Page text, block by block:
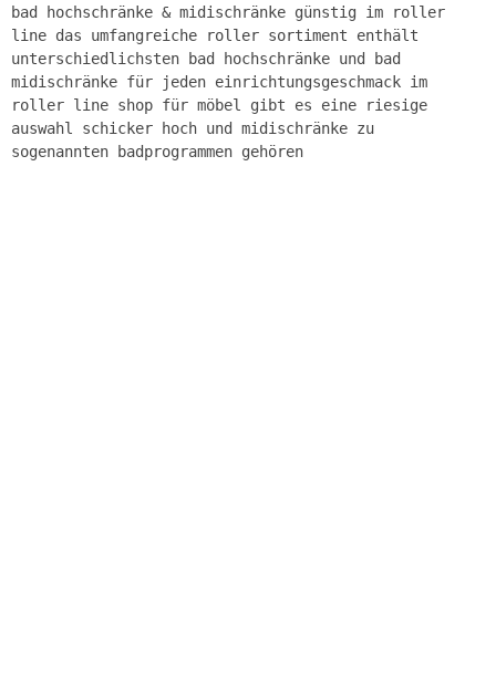
bad hochschränke & midischränke günstig im roller
line das umfangreiche roller sortiment enthält
unterschiedlichsten bad hochschränke und bad
midischränke für jeden einrichtungsgeschmack im
roller line shop für möbel gibt es eine riesige
auswahl schicker hoch und midischränke zu
sogenannten badprogrammen gehören